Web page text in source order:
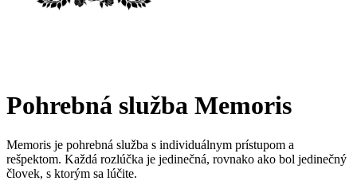
Pohrebná služba Memoris
Memoris je pohrebná služba s individuálnym prístupom a
rešpektom. Každá rozlúčka je jedinečná, rovnako ako bol jedinečný
človek, s ktorým sa lúčite.